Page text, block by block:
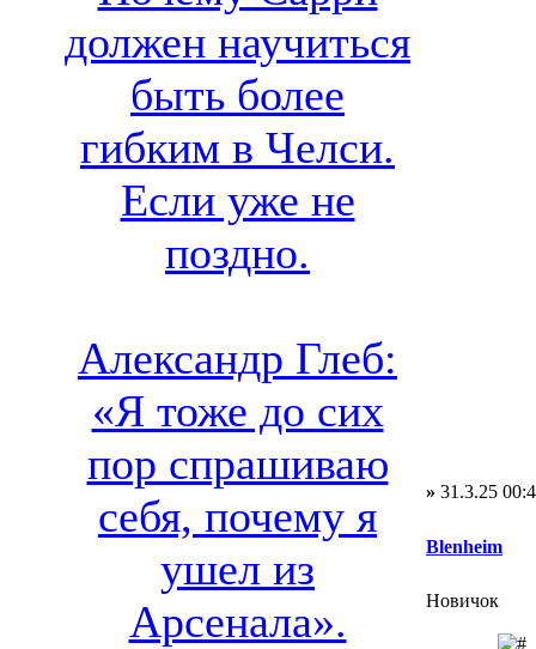
должен научиться
быть более
гибким в Челси.
Если уже не
поздно.
Александр Глеб:
«Я тоже до сих
пор спрашиваю
себя, почему я
ушел из
Арсенала».
» 31.3.25
Blenheim
Новичок